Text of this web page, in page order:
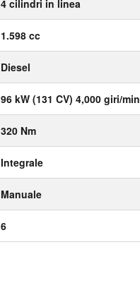
4 cilindri in linea
1.598 cc
Diesel
96 kW (131 CV) 4,000 giri/min
320 Nm
Integrale
Manuale
6